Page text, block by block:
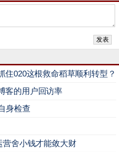
住020这根救命稻草顺利转型？
客的用户回访率
身检查
营舍小钱才能敛大财